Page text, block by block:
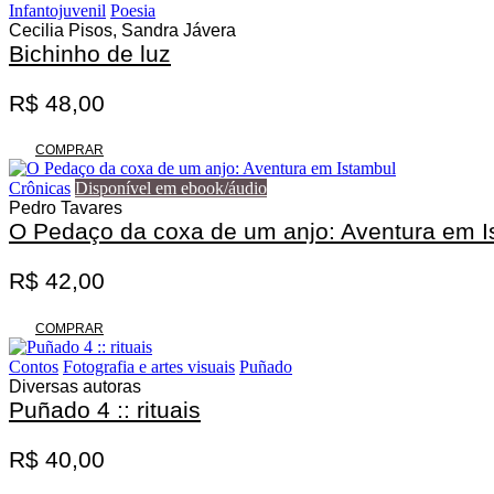
Infantojuvenil Poesia
Cecilia Pisos, Sandra Jávera
Bichinho de luz
R$ 48,00
COMPRAR
Crônicas Disponível em ebook/áudio
Pedro Tavares
O Pedaço da coxa de um anjo: Aventura em
R$ 42,00
COMPRAR
Contos Fotografia e artes visuais Puñado
Diversas autoras
Puñado 4 :: rituais
R$ 40,00